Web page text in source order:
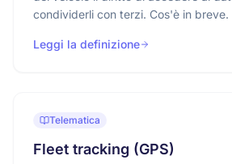
condividerli con terzi. Cos'è in breve.
Leggi la definizione
Telematica
Fleet tracking (GPS)